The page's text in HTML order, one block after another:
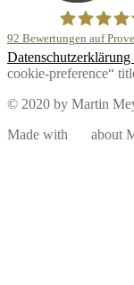
DJ Martin
92 Bewertungen auf
Datenschutzerklärung
cookie-preference“
© 2020 by Martin
Made with about